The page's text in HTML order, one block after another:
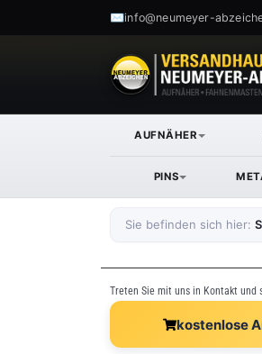
✉info@neumeyer-
AUFNÄHER
PINS
Sie befinden sich hier:
Treten Sie mit uns in Kontakt und
kostenlose